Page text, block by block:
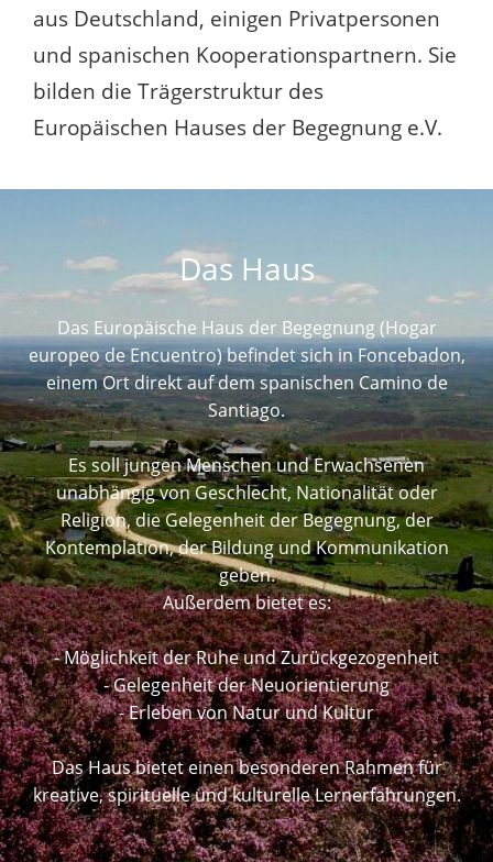
aus Deutschland, einigen Privatpersonen
und spanischen Kooperationspartnern. Sie
bilden die Trägerstruktur des
Europäischen Hauses der Begegnung e.V.
Das Haus
Das Europäische Haus der Begegnung (Hogar
europeo de Encuentro) befindet sich in Foncebadon,
einem Ort direkt auf dem spanischen Camino de
Santiago.
Es soll jungen Menschen und Erwachsenen
unabhängig von Geschlecht, Nationalität oder
Religion, die Gelegenheit der Begegnung, der
Kontemplation, der Bildung und Kommunikation
geben.
Außerdem bietet es:
- Möglichkeit der Ruhe und Zurückgezogenheit
- Gelegenheit der Neuorientierung
- Erleben von Natur und Kultur
Das Haus bietet einen besonderen Rahmen für
kreative, spirituelle und kulturelle Lernerfahrungen.